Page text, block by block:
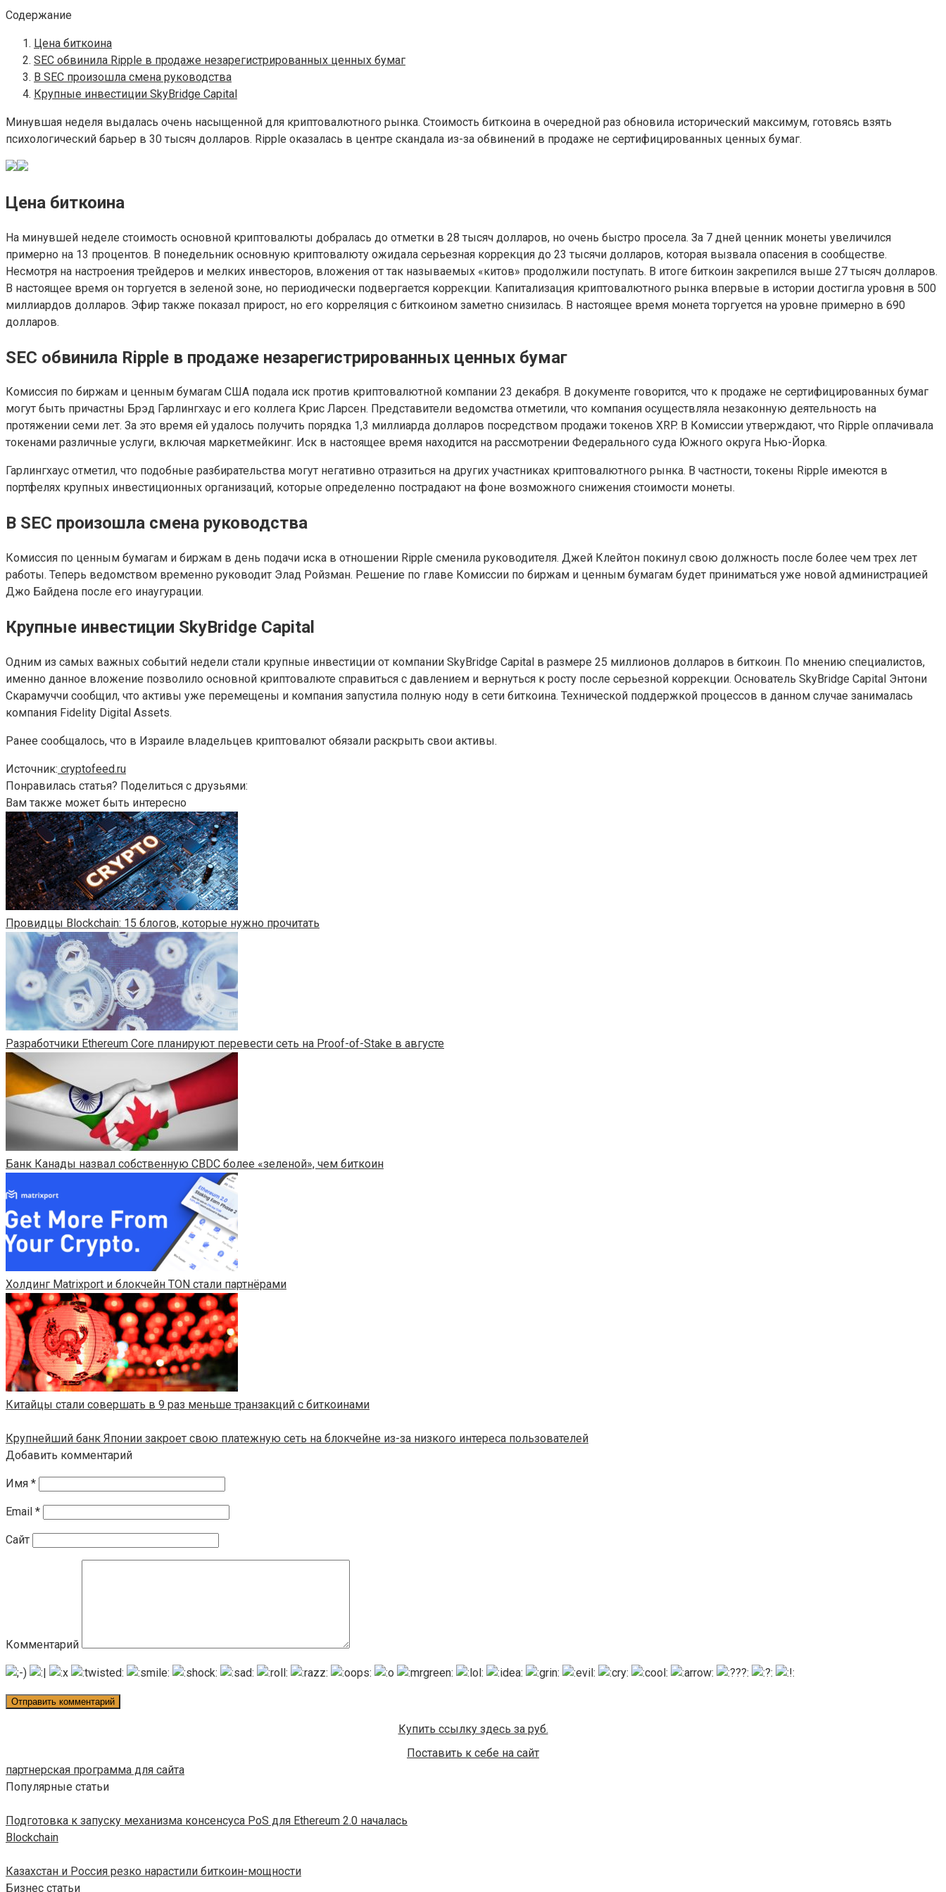
Содержание
Цена биткоина
SEC обвинила Ripple в продаже незарегистрированных ценных бумаг
В SEC произошла смена руководства
Крупные инвестиции SkyBridge Capital
Минувшая неделя выдалась очень насыщенной для криптовалютного рынка. Стоимость биткоина в очередной раз обновила исторический максимум, готовясь взять
психологический барьер в 30 тысяч долларов. Ripple оказалась в центре скандала из-за обвинений в продаже не сертифицированных ценных бумаг.
Цена биткоина
На минувшей неделе стоимость основной криптовалюты добралась до отметки в 28 тысяч долларов, но очень быстро просела. За 7 дней ценник монеты увеличился
примерно на 13 процентов. В понедельник основную криптовалюту ожидала серьезная коррекция до 23 тысячи долларов, которая вызвала опасения в сообществе.
Несмотря на настроения трейдеров и мелких инвесторов, вложения от так называемых «китов» продолжили поступать. В итоге биткоин закрепился выше 27 тысяч долларов.
В настоящее время он торгуется в зеленой зоне, но периодически подвергается коррекции. Капитализация криптовалютного рынка впервые в истории достигла уровня в 500
миллиардов долларов. Эфир также показал прирост, но его корреляция с биткоином заметно снизилась. В настоящее время монета торгуется на уровне примерно в 690
долларов.
SEC обвинила Ripple в продаже незарегистрированных ценных бумаг
Комиссия по биржам и ценным бумагам США подала иск против криптовалютной компании 23 декабря. В документе говорится, что к продаже не сертифицированных бумаг
могут быть причастны Брэд Гарлингхаус и его коллега Крис Ларсен. Представители ведомства отметили, что компания осуществляла незаконную деятельность на
протяжении семи лет. За это время ей удалось получить порядка 1,3 миллиарда долларов посредством продажи токенов XRP. В Комиссии утверждают, что Ripple оплачивала
токенами различные услуги, включая маркетмейкинг. Иск в настоящее время находится на рассмотрении Федерального суда Южного округа Нью-Йорка.
Гарлингхаус отметил, что подобные разбирательства могут негативно отразиться на других участниках криптовалютного рынка. В частности, токены Ripple имеются в
портфелях крупных инвестиционных организаций, которые определенно пострадают на фоне возможного снижения стоимости монеты.
В SEC произошла смена руководства
Комиссия по ценным бумагам и биржам в день подачи иска в отношении Ripple сменила руководителя. Джей Клейтон покинул свою должность после более чем трех лет
работы. Теперь ведомством временно руководит Элад Ройзман. Решение по главе Комиссии по биржам и ценным бумагам будет приниматься уже новой администрацией
Джо Байдена после его инаугурации.
Крупные инвестиции SkyBridge Capital
Одним из самых важных событий недели стали крупные инвестиции от компании SkyBridge Capital в размере 25 миллионов долларов в биткоин. По мнению специалистов,
именно данное вложение позволило основной криптовалюте справиться с давлением и вернуться к росту после серьезной коррекции. Основатель SkyBridge Capital Энтони
Скарамуччи сообщил, что активы уже перемещены и компания запустила полную ноду в сети биткоина. Технической поддержкой процессов в данном случае занималась
компания Fidelity Digital Assets.
Ранее сообщалось, что в Израиле владельцев криптовалют обязали раскрыть свои активы.
Источник: cryptofeed.ru
Понравилась статья? Поделиться с друзьями:
Вам также может быть интересно
Провидцы Blockchain: 15 блогов, которые нужно прочитать
Разработчики Ethereum Core планируют перевести сеть на Proof-of-Stake в августе
Банк Канады назвал собственную CBDC более «зеленой», чем биткоин
​​Холдинг Matrixport и блокчейн TON стали партнёрами
Китайцы стали совершать в 9 раз меньше транзакций с биткоинами
Крупнейший банк Японии закроет свою платежную сеть на блокчейне из-за низкого интереса пользователей
Добавить комментарий
Имя *
Email *
Сайт
Комментарий
Купить ссылку здесь за руб.
Поставить к себе на сайт
партнерская программа для сайта
Популярные статьи
Подготовка к запуску механизма консенсуса PoS для Ethereum 2.0 началась
Blockchain
Казахстан и Россия резко нарастили биткоин-мощности
Бизнес статьи